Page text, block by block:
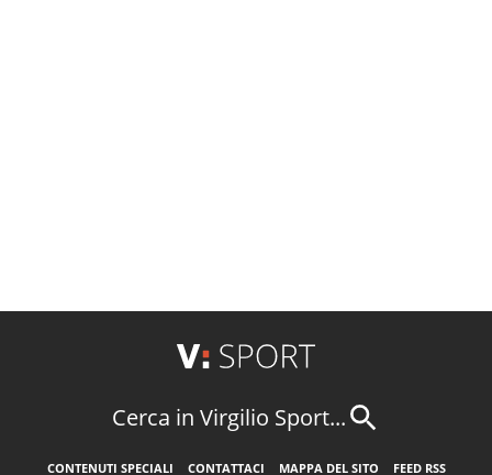
Cerca in Virgilio Sport...
CONTENUTI SPECIALI CONTATTACI MAPPA DEL SITO FEED RSS